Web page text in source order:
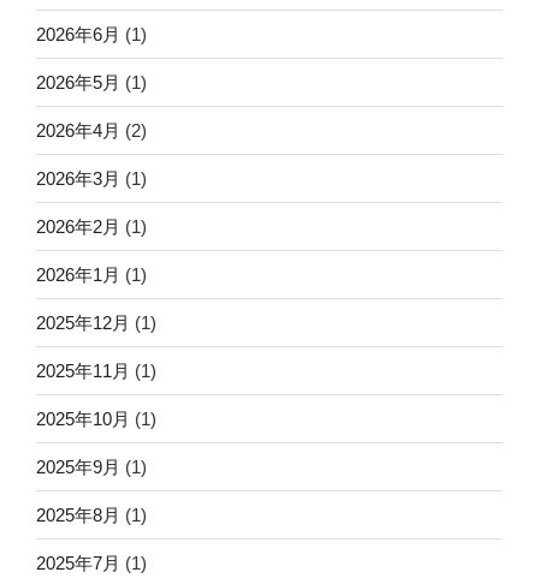
2026年6月 (1)
2026年5月 (1)
2026年4月 (2)
2026年3月 (1)
2026年2月 (1)
2026年1月 (1)
2025年12月 (1)
2025年11月 (1)
2025年10月 (1)
2025年9月 (1)
2025年8月 (1)
2025年7月 (1)